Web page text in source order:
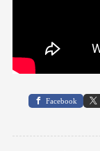
Facebook